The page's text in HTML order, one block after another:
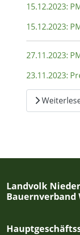
15.12.2023:
15.12.2023:
27.11.2023:
23.11.2023:
Landvolk
Bauernverband